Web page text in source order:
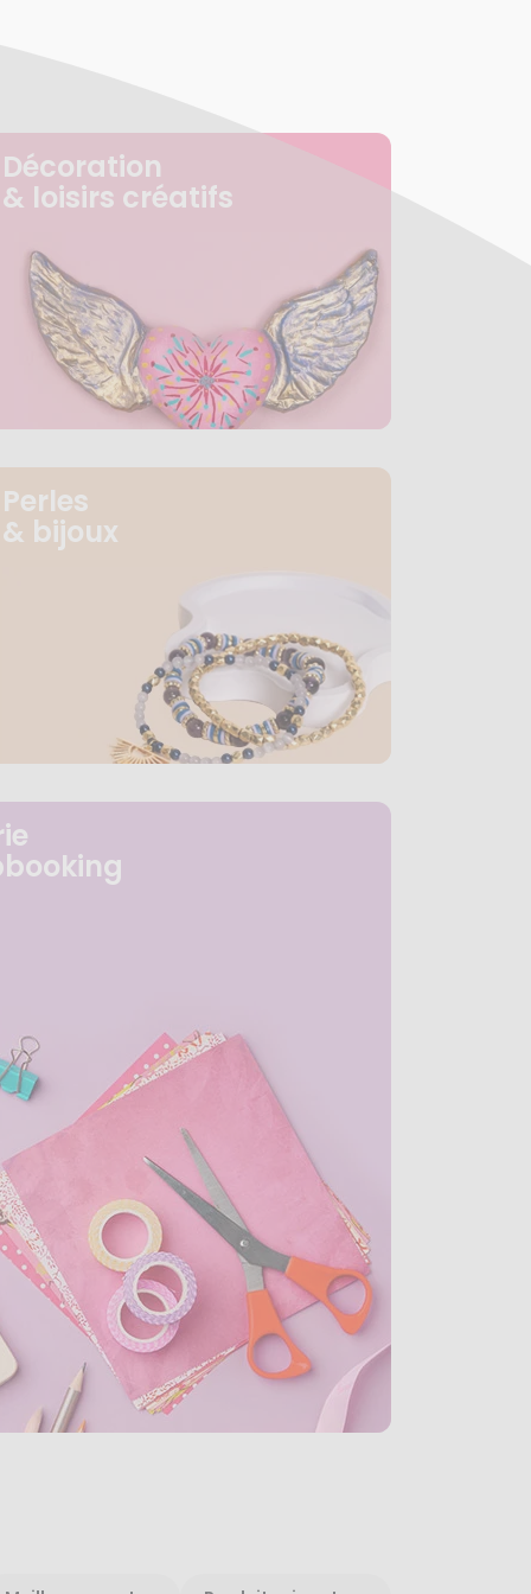
Décoration
& loisirs créatifs
Perles
& bijoux